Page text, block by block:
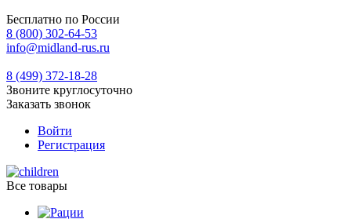
Бесплатно по России
8 (800) 302-64-53
info@midland-rus.ru
8 (499) 372-18-28
Звоните круглосуточно
Заказать звонок
Войти
Регистрация
Все товары